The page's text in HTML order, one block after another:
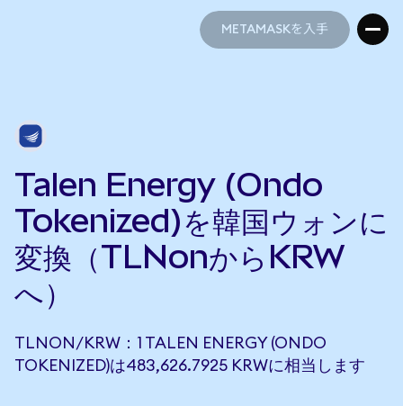
METAMASKを入手
Talen Energy (Ondo
Tokenized)を韓国ウォンに
変換（TLNonからKRW
へ）
TLNON/KRW：1 TALEN ENERGY (ONDO
TOKENIZED)は483,626.7925 KRWに相当します